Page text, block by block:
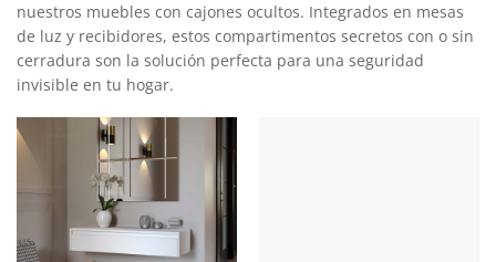
nuestros muebles con cajones ocultos. Integrados en mesas
de luz y recibidores, estos compartimentos secretos con o sin
cerradura son la solución perfecta para una seguridad
invisible en tu hogar.